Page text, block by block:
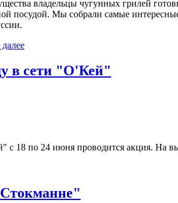
владельцы чугунных грилей
посудой. Мы собрали самые
в сети "О'Кей"
с 18 по 24 июня проводится акция. На